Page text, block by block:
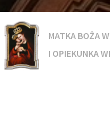
MATKA BOŻA
I OPIEKUNKA